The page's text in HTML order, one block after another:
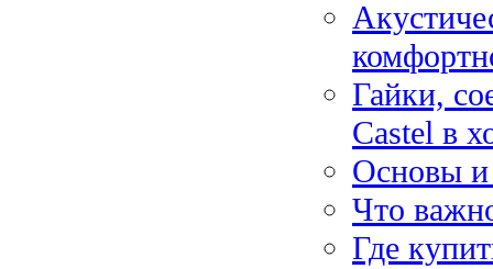
Гайки,
Castel в
Основы и
Что
Где